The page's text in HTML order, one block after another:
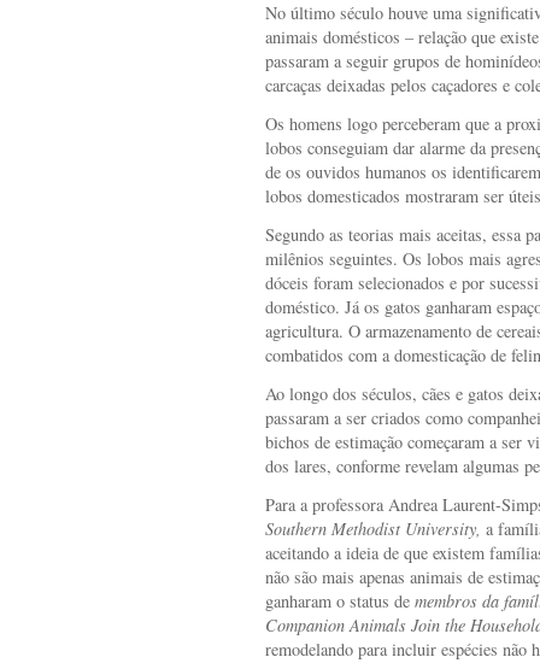
No último século houve uma
animais domésticos – relação que
passaram a seguir grupos de
carcaças deixadas pelos caçadores e
Os homens logo perceberam que a
lobos conseguiam dar alarme da
de os ouvidos humanos os
lobos domesticados mostraram ser
Segundo as teorias mais aceitas, essa
milênios seguintes. Os lobos mais
dóceis foram selecionados e por
doméstico. Já os gatos ganharam
agricultura. O armazenamento de
combatidos com a domesticação de
Ao longo dos séculos, cães e gatos
passaram a ser criados como
bichos de estimação começaram a ser
dos lares, conforme revelam algumas
Para a professora Andrea Laurent-
Southern Methodist University, a
aceitando a ideia de que existem
não são mais apenas animais de
ganharam o status de membros da
Companion Animals Join the
remodelando para incluir espécies não